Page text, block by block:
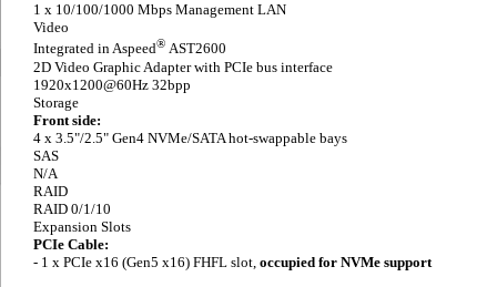
1 x 10/100/1000 Mbps Management LAN
Video
Integrated in Aspeed®AST2600
2D Video Graphic Adapter with PCIe bus interface
1920x1200@60Hz 32bpp
Storage
Front side:
4 x 3.5"/2.5" Gen4 NVMe/SATA hot-swappable bays
SAS
N/A
RAID
RAID 0/1/10
Expansion Slots
PCIe Cable:
- 1 x PCIe x16 (Gen5 x16) FHFL slot, occupied for NVMe support